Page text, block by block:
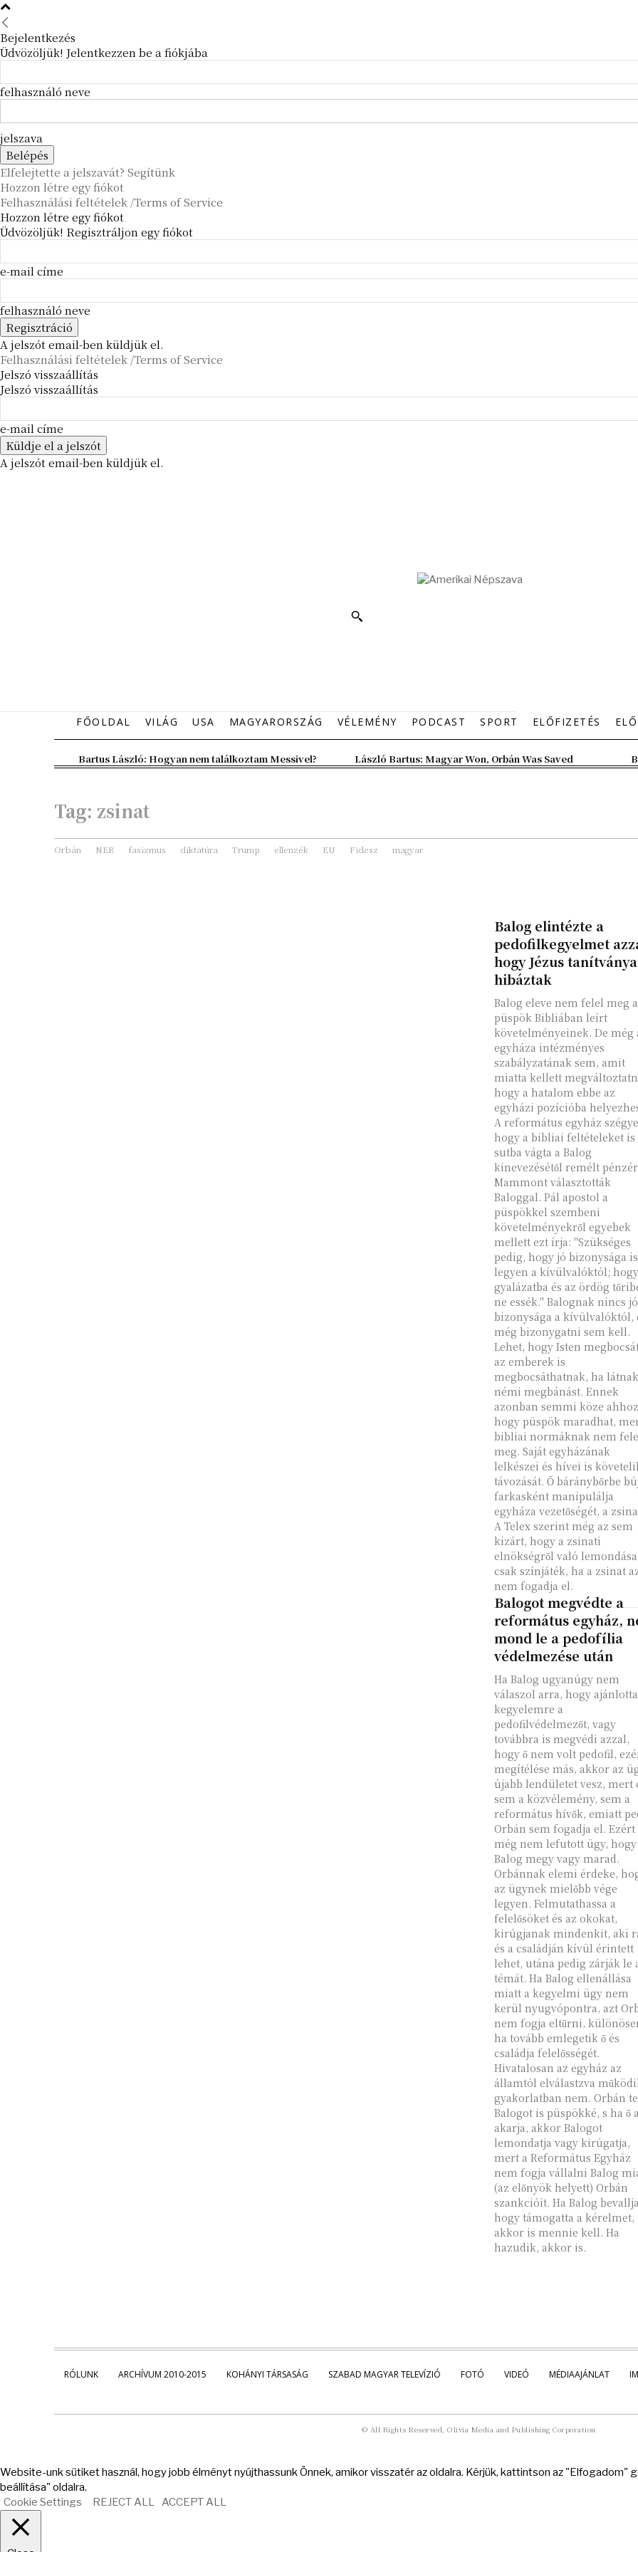
Bejelentkezés
Üdvözöljük! Jelentkezzen be a fiókjába
felhasználó neve
jelszava
Elfelejtette a jelszavát? Segítünk
Hozzon létre egy fiókot
Felhasználási feltételek /Terms of Service
Hozzon létre egy fiókot
Üdvözöljük! Regisztráljon egy fiókot
e-mail címe
felhasználó neve
A jelszót email-ben küldjük el.
Felhasználási feltételek /Terms of Service
Jelszó visszaállítás
Jelszó visszaállítás
e-mail címe
A jelszót email-ben küldjük el.
FŐOLDAL VILÁG USA MAGYARORSZÁG VÉLEMÉNY PODCAST SPORT ELŐFIZETÉS
Bartus László: Hogyan nem találkoztam Messivel? László Bartus: Magyar Won, Orbán Was Saved
Tag: zsinat
Orbán NER fasizmus diktatúra Trump ellenzék EU Fidesz magyar
Balog elintézte a
pedofilkegyelmet
hogy Jézus
hibáztak
Balog eleve nem felel meg a
püspök Bibliában leírt
követelményeinek. De még
egyháza intézményes
szabályzatának sem, amit
miatta kellett
hogy a hatalom ebbe az
egyházi pozícióba
A református egyház
hogy a bibliai feltételeket is
sutba vágta a Balog
kinevezésétől remélt
Mammont választották
Baloggal. Pál apostol a
püspökkel szembeni
követelményekről egyebek
mellett ezt írja: "Szükséges
pedig, hogy jó bizonysága is
legyen a kívülvalóktól; hogy
gyalázatba és az ördög
ne essék." Balognak nincs jó
bizonysága a kívülvalóktól,
még bizonygatni sem kell.
Lehet, hogy Isten
az emberek is
megbocsáthatnak, ha látnak
némi megbánást. Ennek
azonban semmi köze
hogy püspök maradhat,
bibliai normáknak nem
meg. Saját egyházának
lelkészei és hívei is
távozását. Ő báránybőrbe
farkasként manipulálja
egyháza vezetőségét, a
A Telex szerint még az sem
kizárt, hogy a zsinati
elnökségről való lemondása
csak színjáték, ha a zsinat
nem fogadja el.
Balogot megvédte a
református egyház,
mond le a pedofília
védelmezése után
Ha Balog ugyanúgy nem
válaszol arra, hogy
kegyelemre a
pedofilvédelmezőt, vagy
továbbra is megvédi azzal,
hogy ő nem volt pedofil,
megítélése más, akkor az
újabb lendületet vesz, mert
sem a közvélemény, sem a
református hívők, emiatt
Orbán sem fogadja el. Ezért
még nem lefutott ügy, hogy
Balog megy vagy marad.
Orbánnak elemi érdeke,
az ügynek mielőbb vége
legyen. Felmutathassa a
felelősöket és az okokat,
kirúgjanak mindenkit, aki
és a családján kívül érintett
lehet, utána pedig zárják le
témát. Ha Balog ellenállása
miatt a kegyelmi ügy nem
kerül nyugvópontra, azt
nem fogja eltűrni,
ha tovább emlegetik ő és
családja felelősségét.
Hivatalosan az egyház az
államtól elválastzva
gyakorlatban nem. Orbán
Balogot is püspökké, s ha ő
akarja, akkor Balogot
lemondatja vagy kirúgatja,
mert a Református Egyház
nem fogja vállalni Balog
(az előnyök helyett) Orbán
szankcióit. Ha Balog
hogy támogatta a kérelmet,
akkor is mennie kell. Ha
hazudik, akkor is.
RÓLUNK ARCHÍVUM 2010-2015 KOHÁNYI TÁRSASÁG SZABAD MAGYAR TELEVÍZIÓ FOTÓ VIDEÓ MÉDIAAJÁNLAT
© All Rights Reserved, Olivia Media and Publishing Corporation
Website-unk sütiket használ, hogy jobb élményt nyújthassunk Önnek, amikor visszatér az oldalra. Kérjük, kattintson az "Elfogadom"
beállítása" oldalra.
Cookie Settings
REJECT ALL ACCEPT ALL